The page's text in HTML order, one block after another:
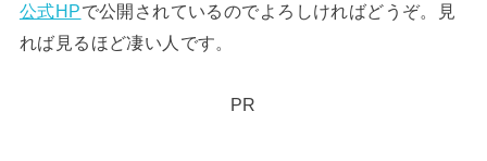
公式HPで公開されているのでよろしければどうぞ。見
れば見るほど凄い人です。
PR